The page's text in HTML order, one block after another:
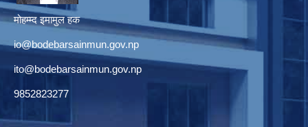
मोहम्म्द इमामुल हक
io@bodebarsainmun.gov.np
ito@bodebarsainmun.gov.np
9852823277